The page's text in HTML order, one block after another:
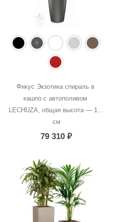
Фикус Экзотика спираль в
кашпо с автополивом
LECHUZA, общая высота — 180
см
79 310₽